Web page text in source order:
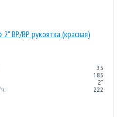
ВР/ВР рукоятка (красная)
35
185
2"
222